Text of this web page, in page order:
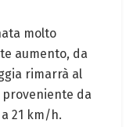
molto
aumento, da
rimarrà al
proveniente da
21 km/h.